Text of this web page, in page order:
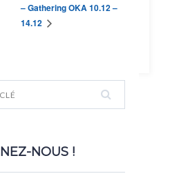
– Gathering OKA 10.12 –
14.12
NOUS !